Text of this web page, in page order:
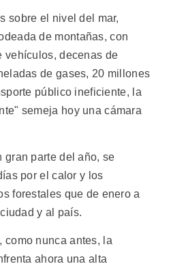
sobre el nivel del mar,
de montañas, con
vehículos, decenas de
de gases, 20 millones
público ineficiente, la
semeja hoy una cámara
gran parte del año, se
por el calor y los
forestales que de enero a
y al país.
como nunca antes, la
ahora una alta